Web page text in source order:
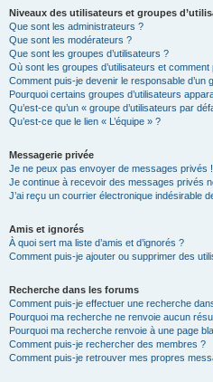
Niveaux des utilisateurs et groupes
Que sont les administrateurs ?
Que sont les modérateurs ?
Que sont les groupes d’utilisateurs ?
Où sont les groupes d’utilisateurs et
Comment puis-je devenir le responsable d’un
Pourquoi certains groupes d’utilisateurs
Qu’est-ce qu’un « groupe d’utilisateurs par
Qu’est-ce que le lien « L’équipe » ?
Messagerie privée
Je ne peux pas envoyer de messages privés !
Je continue à recevoir des messages privés
J’ai reçu un courrier électronique indésirable
Amis et ignorés
À quoi sert ma liste d’amis et d’ignorés ?
Comment puis-je ajouter ou supprimer des
Recherche dans les forums
Comment puis-je effectuer une recherche
Pourquoi ma recherche ne renvoie aucun
Pourquoi ma recherche renvoie à une page
Comment puis-je rechercher des membres ?
Comment puis-je retrouver mes propres